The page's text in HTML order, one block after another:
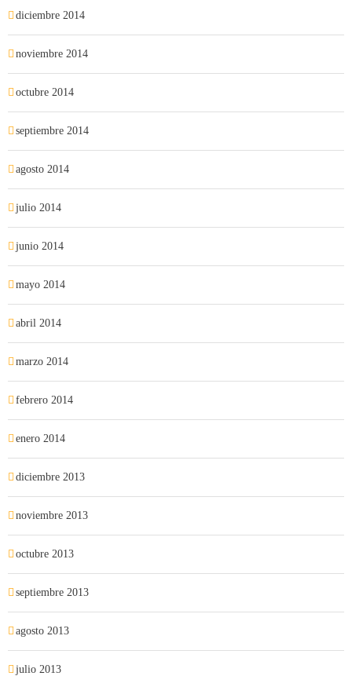
diciembre 2014
noviembre 2014
octubre 2014
septiembre 2014
agosto 2014
julio 2014
junio 2014
mayo 2014
abril 2014
marzo 2014
febrero 2014
enero 2014
diciembre 2013
noviembre 2013
octubre 2013
septiembre 2013
agosto 2013
julio 2013